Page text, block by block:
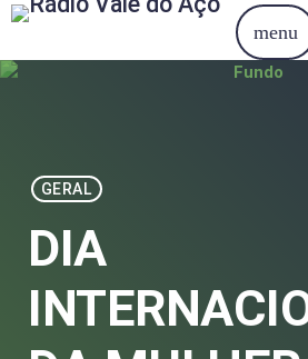
menu
GERAL
DIA